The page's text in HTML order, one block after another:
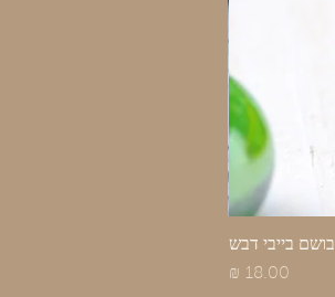
בושם בייבי דבש
מחיר